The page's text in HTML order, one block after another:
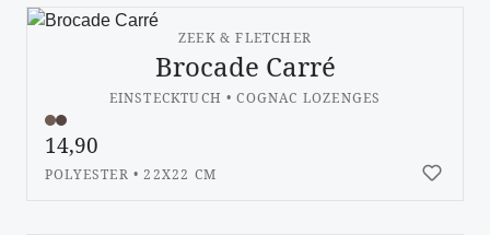
ZEEK & FLETCHER
Brocade Carré
EINSTECKTUCH • COGNAC LOZENGES
14,90
POLYESTER • 22X22 CM